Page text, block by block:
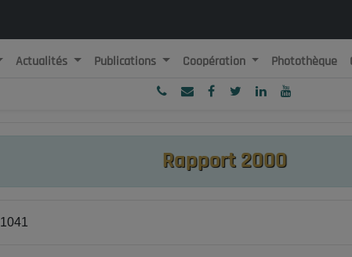
République Algérienne Démocratique et Populaire
Actualités Publications Coopération Photothèque
Rapport 2000
1041